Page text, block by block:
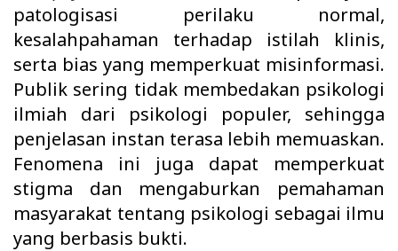
patologisasi perilaku normal,
kesalahpahaman terhadap istilah klinis,
serta bias yang memperkuat misinformasi.
Publik sering tidak membedakan psikologi
ilmiah dari psikologi populer, sehingga
penjelasan instan terasa lebih memuaskan.
Fenomena ini juga dapat memperkuat
stigma dan mengaburkan pemahaman
masyarakat tentang psikologi sebagai ilmu
yang berbasis bukti.